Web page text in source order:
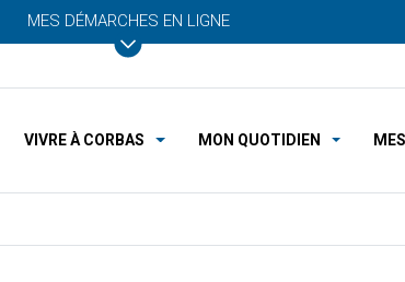
MES DÉMARCHES EN LIGNE
VIVRE À CORBAS MON QUOTIDIEN